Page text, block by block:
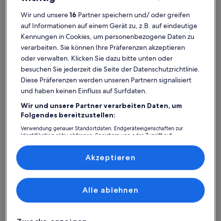
Ferienhaus Ferienwohnung/Apartment
Ocean Wave: Finde deine
perfekte Unterkunft
Weitere Infos zu Haus Seesturm
Wir und unsere16 Partner speichern und/ oder greifen
auf Informationen auf einem Gerät zu, z.B. auf eindeutige
Kennungen in Cookies, um personenbezogene Daten zu
verarbeiten. Sie können Ihre Präferenzen akzeptieren
oder verwalten. Klicken Sie dazu bitte unten oder
besuchen Sie jederzeit die Seite der Datenschutzrichtlinie.
Diese Präferenzen werden unseren Partnern signalisiert
und haben keinen Einfluss auf Surfdaten.
Wir und unsere Partner verarbeiten Daten, um
Folgendes bereitzustellen:
Verwendung genauer Standortdaten. Endgeräteeigenschaften zur
Identifikation aktiv abfragen. Speichern von oder Zugriff auf
Inhalte, Messung von Werbeleistung und der Performance von Inhalten,
Zielgruppenforschung sowie Entwicklung und Verbesserung von
Liste der Partner (Lieferanten)
Alle ablehnen
Akzeptieren